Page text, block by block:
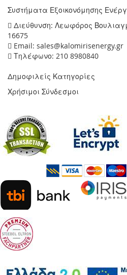
Συστήματα Εξοικονόμησης
Διεύθυνση: Λεωφόρος
16675
Email: sales@kalomirisenergy.gr
Τηλέφωνο: 210 8980840
Δημοφιλείς Κατηγορίες
Χρήσιμοι Σύνδεσμοι